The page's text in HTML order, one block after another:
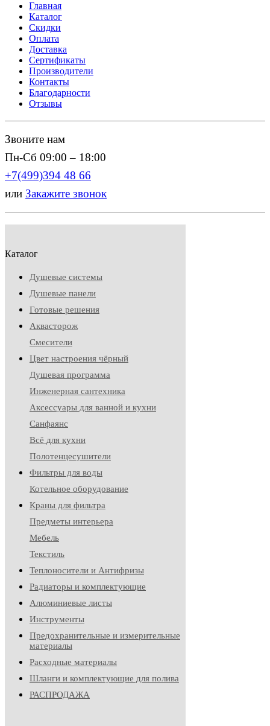
Главная
Каталог
Скидки
Оплата
Доставка
Сертификаты
Производители
Контакты
Благодарности
Отзывы
Звоните нам
Пн-Сб 09:00 – 18:00
+7(499)394 48 66
или Закажите звонок
Каталог
Душевые системы
Душевые панели
Готовые решения
Аквасторож
Смесители
Цвет настроения чёрный
Душевая программа
Инженерная сантехника
Аксессуары для ванной и кухни
Санфаянс
Всё для кухни
Полотенцесушители
Фильтры для воды
Котельное оборудование
Краны для фильтра
Предметы интерьера
Мебель
Текстиль
Теплоносители и Антифризы
Радиаторы и комплектующие
Алюминиевые листы
Инструменты
Предохранительные и измерительные
материалы
Расходные материалы
Шланги и комплектующие для полива
РАСПРОДАЖА